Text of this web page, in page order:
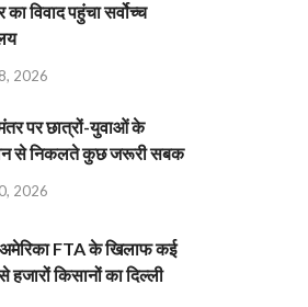
विवाद पहुंचा सर्वोच्च
2026
पर छात्रों-युवाओं के
से निकलते कुछ जरूरी सबक
2026
FTA के खिलाफ कई
हजारों किसानों का दिल्ली